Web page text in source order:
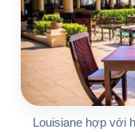
Louisiane hợp với